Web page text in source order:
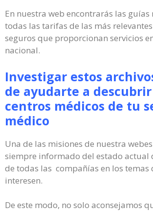
En nuestra web encontrarás las guías
todas las tarifas de las más
seguros que proporcionan servicios
nacional.
Investigar estos
de ayudarte a
centros médicos de tu
médico
Una de las misiones de nuestra
siempre informado del estado actual
de todas las compañías en los temas
interesen.
De este modo, no solo aconsejamos